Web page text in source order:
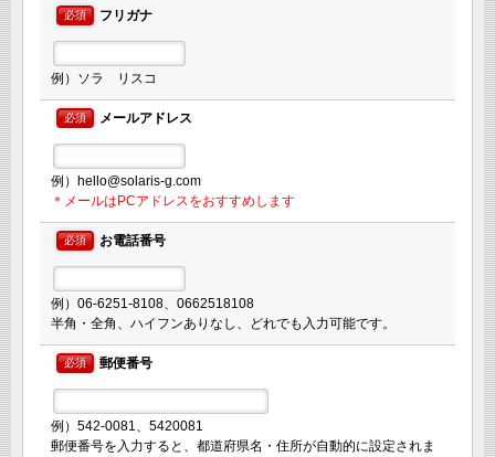
フリガナ
必須
例）ソラ リスコ
必須 メールアドレス
例）hello@solaris-g.com
＊メールはPCアドレスをおすすめします
必須 お電話番号
例）06-6251-8108、0662518108
半角・全角、ハイフンありなし、どれでも入力可能です。
必須 郵便番号
例）542-0081、5420081
郵便番号を入力すると、都道府県名・住所が自動的に設定されま